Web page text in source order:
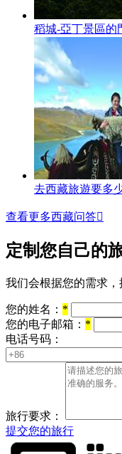
稻城-亞丁景區的
去西藏旅遊要多
查看更多西藏问答
定制您自己的
我们会根据您的需求
您的姓名： *
您的电子邮箱： *
电话号码：
旅行要求：
提交您的旅行